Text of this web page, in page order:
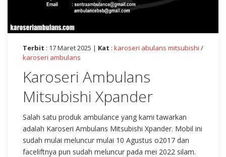
Terbit : 17 Maret 2025 | Kat : karoseri abulans mitsubishi /
karoseri ambulans
Karoseri Ambulans
Mitsubishi Xpander
Salah satu produk ambulance yang kami tawarkan
adalah Karoseri Ambulans Mitsubishi Xpander. Mobil ini
sudah mulai meluncur mulai 10 Agustus o2017 dan
faceliftnya pun sudah meluncur pada mei 2022 silam.